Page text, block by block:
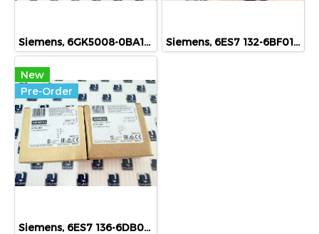
Siemens, 6GK5008-0BA10-1AB2 Siemens, 6ES7 132-6BF01-0BA0
New
Pre-Order
Siemens, 6ES7 136-6DB00-0CA0